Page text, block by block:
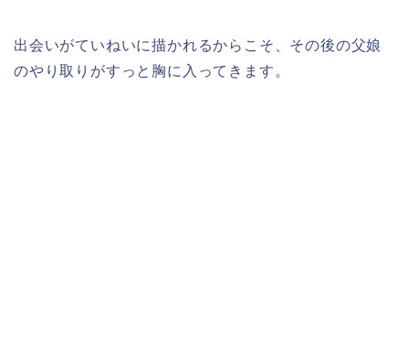
出会いがていねいに描かれるからこそ、その後の父娘
のやり取りがすっと胸に入ってきます。